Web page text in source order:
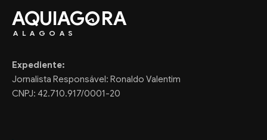
AQUIAG RA
ALAGOAS
Expediente:
Jornalista Responsável: Ronaldo Valentim
CNPJ: 42.710.917/0001-20